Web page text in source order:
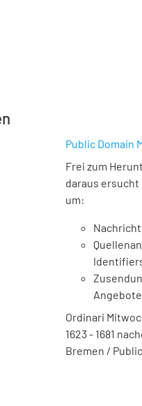
Public Domain
Frei zum
daraus ersucht
um:
Ordinari
1623 - 1681
Bremen /